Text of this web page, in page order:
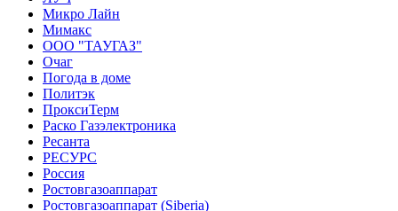
Микро Лайн
Мимакс
ООО "ТАУГАЗ"
Очаг
Погода в доме
Политэк
ПроксиТерм
Раско Газэлектроника
Ресанта
РЕСУРС
Россия
Ростовгазоаппарат
Ростовгазоаппарат (Siberia)